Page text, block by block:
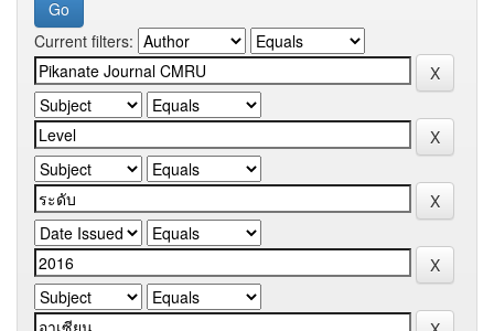
Current filters: